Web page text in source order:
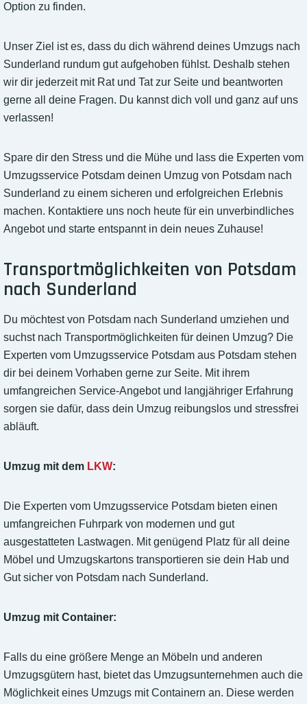
Option zu finden.
Unser Ziel ist es, dass du dich während deines Umzugs nach
Sunderland rundum gut aufgehoben fühlst. Deshalb stehen
wir dir jederzeit mit Rat und Tat zur Seite und beantworten
gerne all deine Fragen. Du kannst dich voll und ganz auf uns
verlassen!
Spare dir den Stress und die Mühe und lass die Experten vom
Umzugsservice Potsdam deinen Umzug von Potsdam nach
Sunderland zu einem sicheren und erfolgreichen Erlebnis
machen. Kontaktiere uns noch heute für ein unverbindliches
Angebot und starte entspannt in dein neues Zuhause!
Transportmöglichkeiten von Potsdam
nach Sunderland
Du möchtest von Potsdam nach Sunderland umziehen und
suchst nach Transportmöglichkeiten für deinen Umzug? Die
Experten vom Umzugsservice Potsdam aus Potsdam stehen
dir bei deinem Vorhaben gerne zur Seite. Mit ihrem
umfangreichen Service-Angebot und langjähriger Erfahrung
sorgen sie dafür, dass dein Umzug reibungslos und stressfrei
abläuft.
Umzug mit dem LKW:
Die Experten vom Umzugsservice Potsdam bieten einen
umfangreichen Fuhrpark von modernen und gut
ausgestatteten Lastwagen. Mit genügend Platz für all deine
Möbel und Umzugskartons transportieren sie dein Hab und
Gut sicher von Potsdam nach Sunderland.
Umzug mit Container:
Falls du eine größere Menge an Möbeln und anderen
Umzugsgütern hast, bietet das Umzugsunternehmen auch die
Möglichkeit eines Umzugs mit Containern an. Diese werden